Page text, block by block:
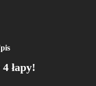
łapy!